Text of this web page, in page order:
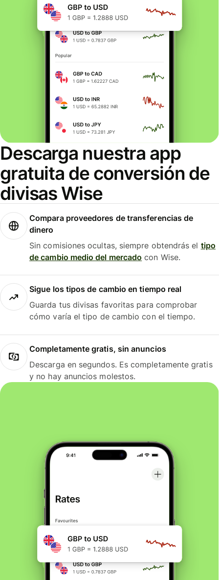
Descarga nuestra app
gratuita de conversión de
divisas Wise
Compara proveedores de transferencias de
dinero
Sin comisiones ocultas, siempre obtendrás el tipo
de cambio medio del mercado con Wise.
Sigue los tipos de cambio en tiempo real
Guarda tus divisas favoritas para comprobar
cómo varía el tipo de cambio con el tiempo.
Completamente gratis, sin anuncios
Descarga en segundos. Es completamente gratis
y no hay anuncios molestos.